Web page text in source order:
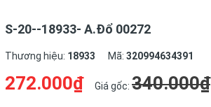
S-20--18933- A.Đổ 00272
Thương hiệu: 18933 Mã: 320994634391
272.000₫ Giá gốc: 340.000₫